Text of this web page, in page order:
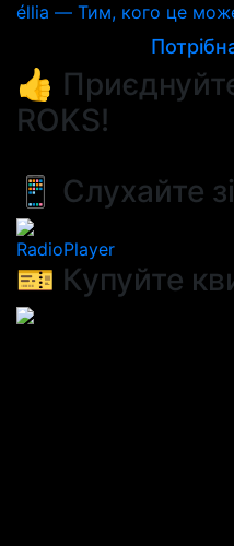
éllia — Тим, кого це
👍
ROKS!
📱 Слухайте
RadioPlayer
🎫 Купуйте